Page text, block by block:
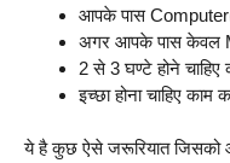
आपके पास
अगर आपके पास केवल
2 से 3 घण्टे होने
इच्छा होना चाहिए
ये है कुछ ऐसे जरूरियात जिसको